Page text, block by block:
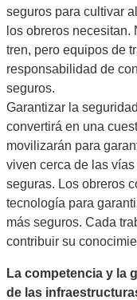
seguros para cultivar
los obreros
tren, pero equipos de
responsabilidad de
seguros.
Garantizar la
convertirá en una
movilizarán para
viven cerca de las
seguras. Los obreros
tecnología para
más seguros. Cada
contribuir su
La competencia y la
de las